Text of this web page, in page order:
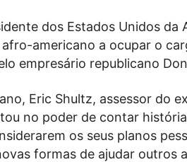
dos Estados Unidos da
afro-americano a ocupar o
empresário republicano
Eric Shultz, assessor do
no poder de contar
os seus planos
formas de ajudar outros